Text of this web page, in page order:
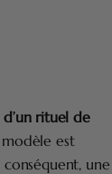
rituel de
modèle est
une